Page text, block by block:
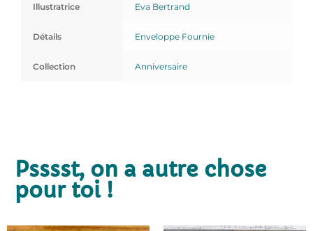
Illustratrice Eva Bertrand
Détails Enveloppe Fournie
Collection Anniversaire
Psssst, on a autre chose
pour toi !